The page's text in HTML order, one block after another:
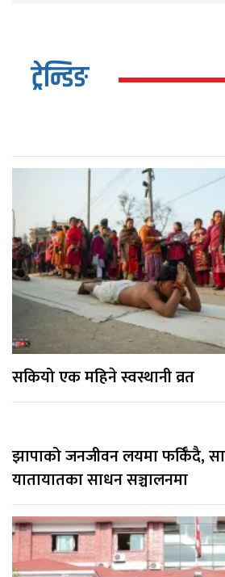
ट्रेन्डिङ
सकियो एक महिने स्वस्थानी व्रत
झापाको जनजीवन लयमा फर्किँदै,
यातायातका साधन सञ्चालनमा